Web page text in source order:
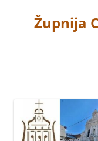
vsebinoŽupnija